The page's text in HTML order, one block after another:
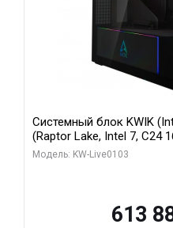
Системный блок KWIK
(Raptor Lake, Intel 7, C24
модуля)/ Afox RTX4090
Модель: KW-Live0103
613